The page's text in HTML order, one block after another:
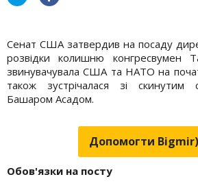
Сенат США затвердив на посаду
розвідки колишню конгресвумен
звинувачувала США та НАТО на
також зустрічалася зі скинутим
Башаром Асадом.
Допомогти
Обов'язки на посту